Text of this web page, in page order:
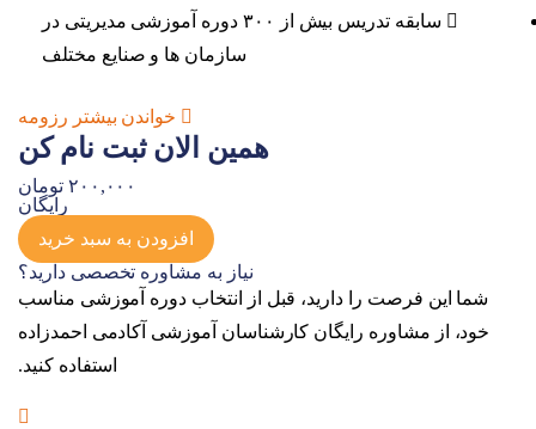
سابقه تدریس بیش از ۳۰۰ دوره آموزشی مدیریتی در
سازمان ها و صنایع مختلف
خواندن بیشتر رزومه
همین الان ثبت نام کن
۲۰۰,۰۰۰ تومان
رایگان
چابک
افزودن به سبد خرید
نیاز به مشاوره تخصصی دارید؟
شما این فرصت را دارید، قبل از انتخاب دوره آموزشی مناسب
خود، از مشاوره رایگان کارشناسان آموزشی آکادمی احمدزاده
استفاده کنید.